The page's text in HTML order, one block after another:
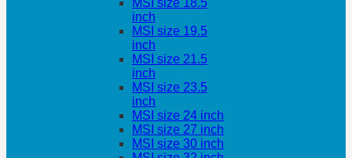
MSI size 18.5
inch
MSI size 19.5
inch
MSI size 21.5
inch
MSI size 23.5
inch
MSI size 24 inch
MSI size 27 inch
MSI size 30 inch